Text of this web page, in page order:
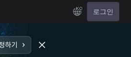
KO 로그인